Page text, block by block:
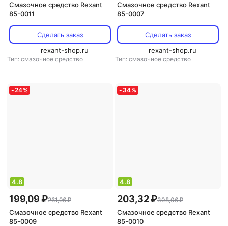
Смазочное средство Rexant
85-0011
Сделать заказ
rexant-shop.ru
Тип: смазочное средство
Смазочное средство Rexant
85-0007
Сделать заказ
rexant-shop.ru
Тип: смазочное средство
-24%
4.8
199,09 ₽261,96 ₽
Смазочное средство Rexant
85-0009
- 34%
4.8
203,32 ₽308,06 ₽
Смазочное средство Rexant
85-0010